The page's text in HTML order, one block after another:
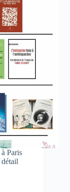
Paris